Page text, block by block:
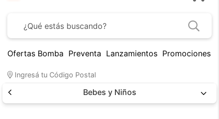
Ofertas Bomba Preventa Lanzamientos Promociones
Ingresá tu Código Postal
Bebes y Niños